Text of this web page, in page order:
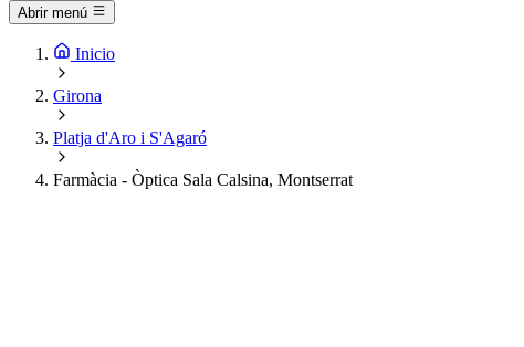
Abrir menú
Inicio
Girona
Platja d'Aro i S'Agaró
Farmàcia - Òptica Sala Calsina, Montserrat